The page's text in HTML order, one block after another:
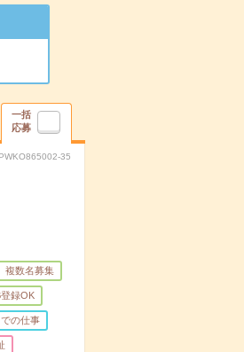
一括
応募
35
複数名募集
録OK
の仕事